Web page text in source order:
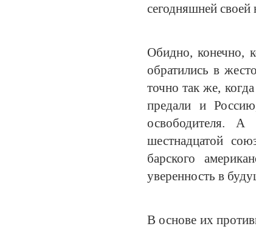
сегодняшней
Обидно, конечно,
обратились в
точно так же,
предали и
освободителя. А
шестнадцатой
барского
уверенность в
В основе их